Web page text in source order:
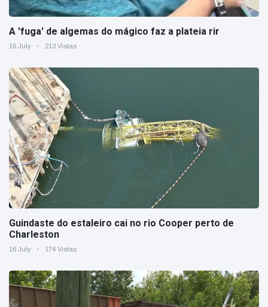
A 'fuga' de algemas do mágico faz a plateia rir
16 July 213 Vistas
Guindaste do estaleiro cai no rio Cooper perto de
Charleston
16 July 174 Vistas